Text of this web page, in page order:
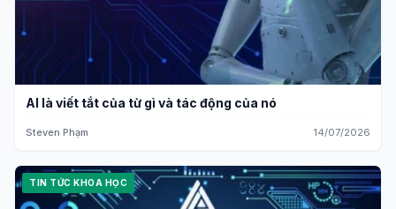
AI là viết tắt của từ gì và tác động của nó
Steven Phạm 14/07/2026
TIN TỨC KHOA HỌC